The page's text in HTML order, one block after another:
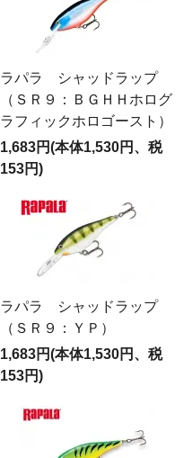
ラパラ シャッドラップ
（ＳＲ９：ＢＧＨＨホログ
ラフィックホロゴースト）
1,683円(本体1,530円、税
153円)
ラパラ シャッドラップ
（ＳＲ９：ＹＰ）
1,683円(本体1,530円、税
153円)